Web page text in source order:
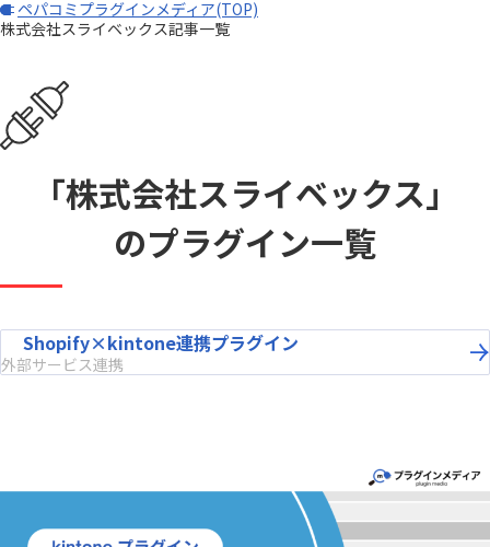
ペパコミプラグインメディア(TOP)
株式会社スライベックス記事一覧
「株式会社スライベックス」
のプラグイン一覧
Shopify×kintone連携プラグイン
外部サービス連携